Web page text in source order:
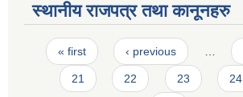
स्थानीय राजपत्र तथा कानूनहरु
Pages
« first ‹ previous …
21 22 23 24